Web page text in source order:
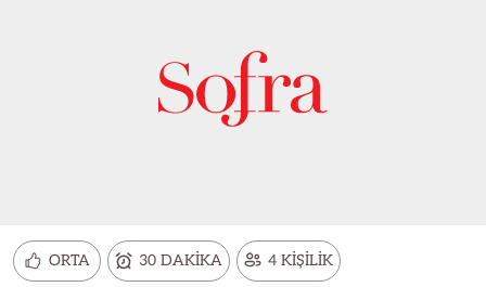
ORTA 30 DAKİKA 4 KİŞİLİK